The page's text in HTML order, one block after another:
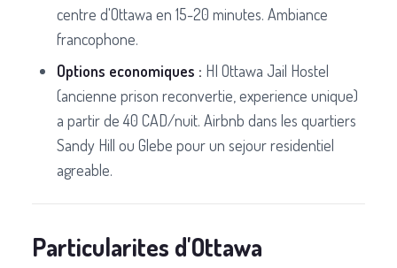
centre d'Ottawa en 15-20 minutes. Ambiance
francophone.
Options economiques : HI Ottawa Jail Hostel
(ancienne prison reconvertie, experience unique)
a partir de 40 CAD/nuit. Airbnb dans les quartiers
Sandy Hill ou Glebe pour un sejour residentiel
agreable.
Particularites d'Ottawa